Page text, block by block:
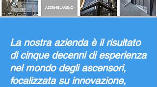
La nostra azienda è il risultato
di cinque decenni di esperienza
nel mondo degli ascensori,
focalizzata su innovazione,